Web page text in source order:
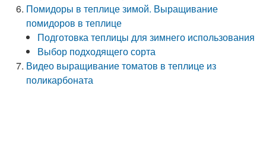
Помидоры в теплице зимой. Выращивание
помидоров в теплице
Подготовка теплицы для зимнего использования
Выбор подходящего сорта
Видео выращивание томатов в теплице из
поликарбоната